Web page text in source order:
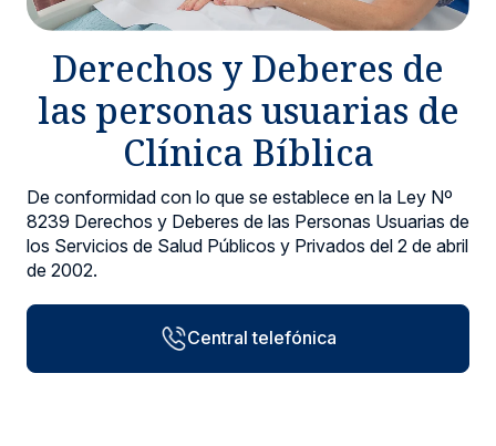
Noticias y blog
Derechos y Deberes de
las personas usuarias de
Clínica Bíblica
De conformidad con lo que se establece en la Ley Nº
8239 Derechos y Deberes de las Personas Usuarias de
los Servicios de Salud Públicos y Privados del 2 de abril
de 2002.
Central telefónica